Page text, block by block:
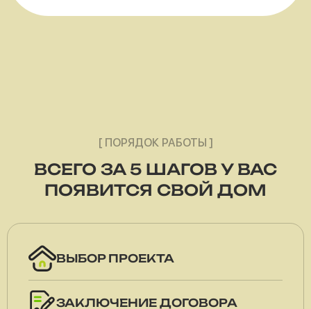
[ ПОРЯДОК РАБОТЫ ]
ВСЕГО ЗА 5 ШАГОВ У ВАС
ПОЯВИТСЯ СВОЙ ДОМ
ВЫБОР ПРОЕКТА
ЗАКЛЮЧЕНИЕ ДОГОВОРА